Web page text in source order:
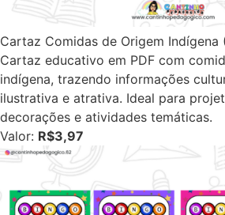
Cartaz Comidas de Origem Indígena
Cartaz educativo em PDF com
indígena, trazendo informações
ilustrativa e atrativa. Ideal para
decorações e atividades temáticas.
Valor: R$3,97